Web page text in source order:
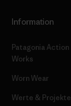
Information
Patagonia Action
Works
Worn Wear
Werte & Projekte